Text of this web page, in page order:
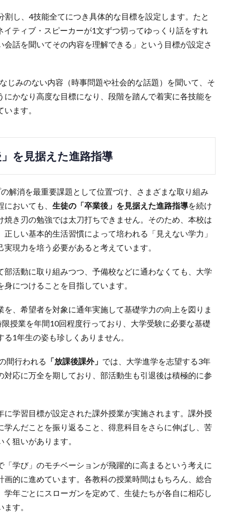
し、4技能全てにつき具体的な目標を設定します。たと
イティブ・スピーカーが1文ずつ切ってゆっくり話をすれ
話を聞いてその内容を理解できる」という目標が設定さ
じみのない内容（時事問題や社会的な話題）を聞いて、そ
かなり高度な目標になり、段階を踏んで着実に各技能を
ます。
を見据えた進路指導
解消を最重要課題として位置づけ、さまざまな取り組み
おいても、 生徒の「卒業後」を見据えた進路指導を続け
き刃の勉強では太刀打ちできません。そのため、本校は
しい基本的生活習慣によって培われる「見えない学力」
現力を培う必要があると考えています。
活動に取り組みつつ、予備校などに通わなくても、大学
につけることを目指しています。
を、希望者を対象に通年実施して基礎学力の向上を図りま
授業を年間10回程度行っており、大学受験に必要な基礎
1年生の姿も珍しくありません。
間行われる 「放課後課外」 では、大学進学を志望する3年
応に万全を期しており、部活動生も引退後は積極的に参
学習目標が設定された課外授業が実施されます。課外授
んだことを振り返ること、得意科目をさらに伸ばし、苦
狙いがあります。
学び」のモチベーションが飛躍的に高まるという考えに
的に進めています。各教科の授業時間はもちろん、総合
年ごとにスローガンを定めて、生徒たちが各自に相応し
す。